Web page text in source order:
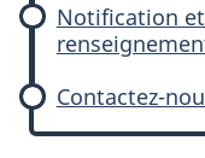
Notification
Contactez-